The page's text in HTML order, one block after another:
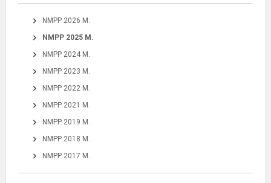
NMPP 2026 M.
NMPP 2025 M.
NMPP 2024 M.
NMPP 2023 M.
NMPP 2022 M.
NMPP 2021 M.
NMPP 2019 M.
NMPP 2018 M.
NMPP 2017 M.